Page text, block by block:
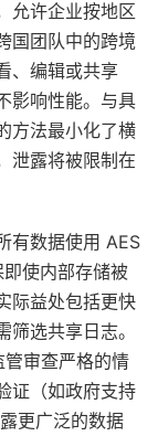
允许企业按地区
国团队中的跨境
、编辑或共享
影响性能。与具
方法最小化了横
泄露将被限制在
有数据使用 AES
使内部存储被
际益处包括更快
选共享日志。
审查严格的情
证（如政府支持
更广泛的数据